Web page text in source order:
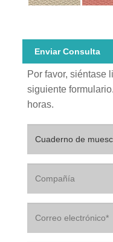
Enviar Consulta
Por favor, siéntase
siguiente
horas.